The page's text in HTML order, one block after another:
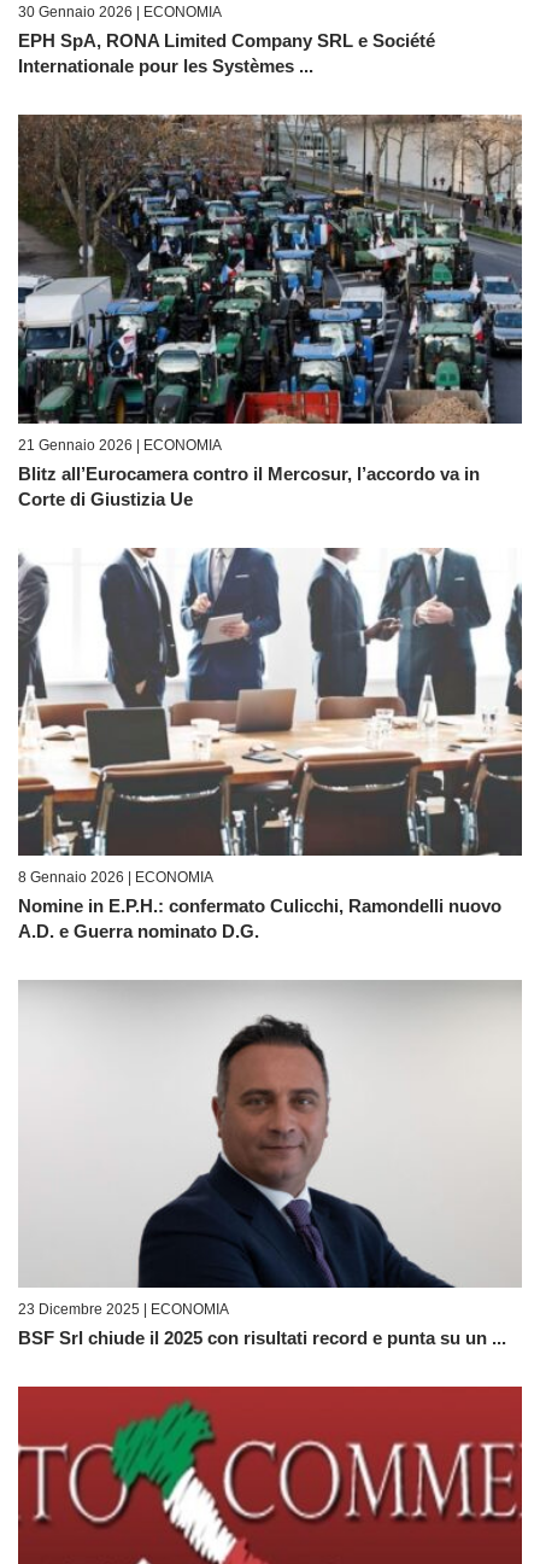
30 Gennaio 2026 | ECONOMIA
EPH SpA, RONA Limited Company SRL e Société
Internationale pour les Systèmes ...
21 Gennaio 2026 | ECONOMIA
Blitz all’Eurocamera contro il Mercosur, l’accordo va in
Corte di Giustizia Ue
8 Gennaio 2026 | ECONOMIA
Nomine in E.P.H.: confermato Culicchi, Ramondelli nuovo
A.D. e Guerra nominato D.G.
23 Dicembre 2025 | ECONOMIA
BSF Srl chiude il 2025 con risultati record e punta su un ...